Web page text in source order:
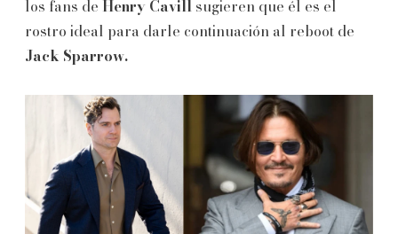
los fans de Henry Cavill sugieren que él es el
rostro ideal para darle continuación al reboot de
Jack Sparrow.